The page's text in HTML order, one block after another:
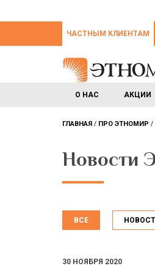
ЧАСТНЫМ КЛИЕНТАМ
О НАС АКЦИИ
ГЛАВНАЯ ПРО ЭТНОМИР
Новости
ВСЕ
30 НОЯБРЯ 2020